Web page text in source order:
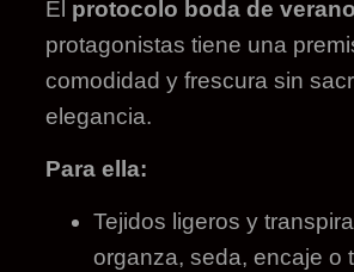
El protocolo boda de verano
protagonistas tiene una
comodidad y frescura sin
elegancia.
Para ella:
Tejidos ligeros y
organza, seda, encaje o